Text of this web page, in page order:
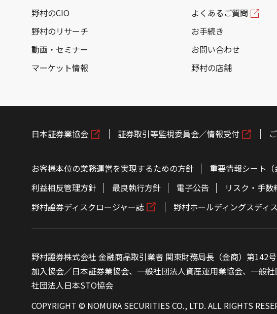
野村のCIO
野村のリサーチ
動画・セミナー
マーケット情報
よくあるご質問
お手続き
お問い合わせ
野村の店舗
日本証券業協会 証券取引等監視委員会／情報受付
お客様本位の業務運営を実現するための方針 重要情報シート（
利益相反管理方針
最良執行方針 電子公告 リスク・手
野村證券ディスクロージャー誌
野村ホールディングスディ
野村證券株式会社 金融商品取引業者 関東財務局長（金商）第142号
加入協会／日本証券業協会、一般社団法人資産運用業協会、一般
社団法人日本STO協会
COPYRIGHT © NOMURA SECURITIES CO., LTD. ALL RIGHTS